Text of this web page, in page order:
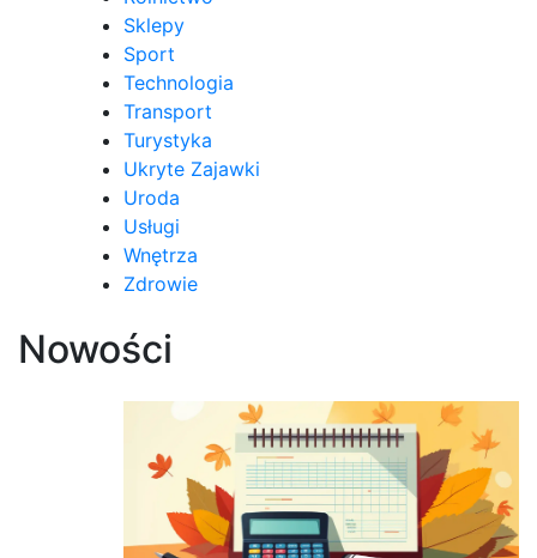
Sklepy
Sport
Technologia
Transport
Turystyka
Ukryte Zajawki
Uroda
Usługi
Wnętrza
Zdrowie
Nowości